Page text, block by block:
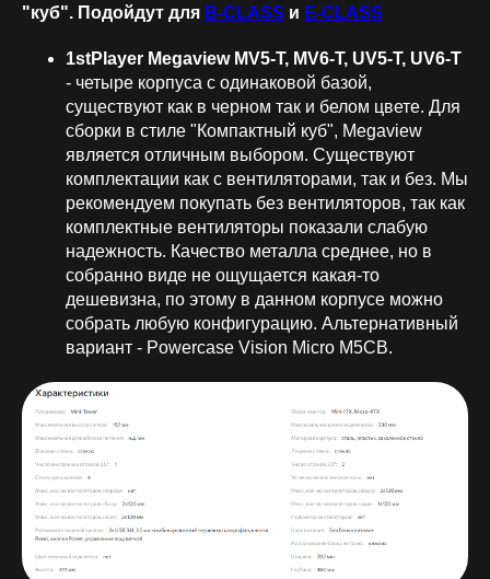
"куб". Подойдут для B-CLASS и E-CLASS
1stPlayer Megaview MV5-T, MV6-T, UV5-T, UV6-T
- четыре корпуса с одинаковой базой,
существуют как в черном так и белом цвете. Для
сборки в стиле "Компактный куб", Megaview
является отличным выбором. Существуют
комплектации как с вентиляторами, так и без. Мы
рекомендуем покупать без вентиляторов, так как
комплектные вентиляторы показали слабую
надежность. Качество металла среднее, но в
собранно виде не ощущается какая-то
дешевизна, по этому в данном корпусе можно
собрать любую конфигурацию. Альтернативный
вариант - Powercase Vision Micro M5CB.